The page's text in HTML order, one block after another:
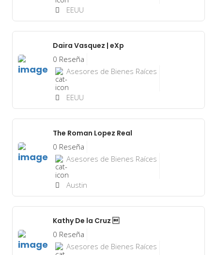
EEUU
Daira Vasquez | eXp
0 Reseña
Asesores de Bienes Raíces
EEUU
The Roman Lopez Real
0 Reseña
Asesores de Bienes Raíces
Austin
Kathy De la Cruz 
0 Reseña
Asesores de Bienes Raíces